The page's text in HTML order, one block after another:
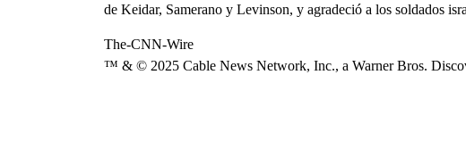
de Keidar, Samerano y Levinson, y agradeció a los soldados
The-CNN-Wire
™ & © 2025 Cable News Network, Inc., a Warner Bros.